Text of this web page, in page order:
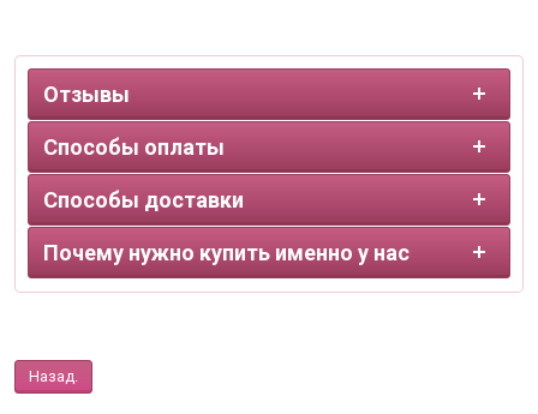
Отзывы
Способы оплаты
Способы доставки
Почему нужно купить именно у нас
Назад.